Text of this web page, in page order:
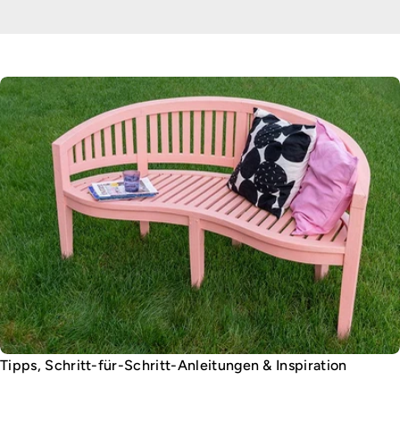
Tipps, Schritt-für-Schritt-Anleitungen & Inspiration